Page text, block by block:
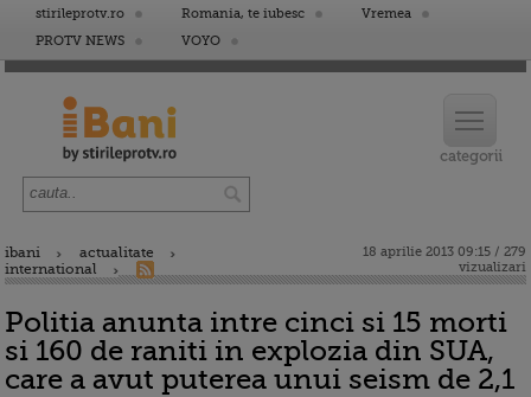
stirileprotv.ro Romania, te iubesc
Vremea
PROTV NEWS
VOYO
ibani
actualitate
international
18 aprilie 2013 09:15 / 279
vizualizari
Politia anunta intre cinci si 15 morti
si 160 de raniti in explozia din SUA,
care a avut puterea unui seism de 2,1